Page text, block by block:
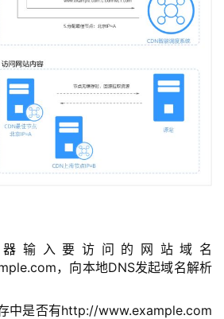
输入要访问的网站域名
，向本地DNS发起域名解析
中是否有http://www.example.com